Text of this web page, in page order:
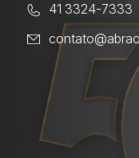
41 3324-7333